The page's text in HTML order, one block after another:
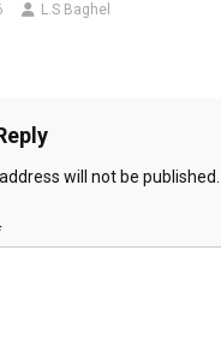
L.S Baghel
will not be published.